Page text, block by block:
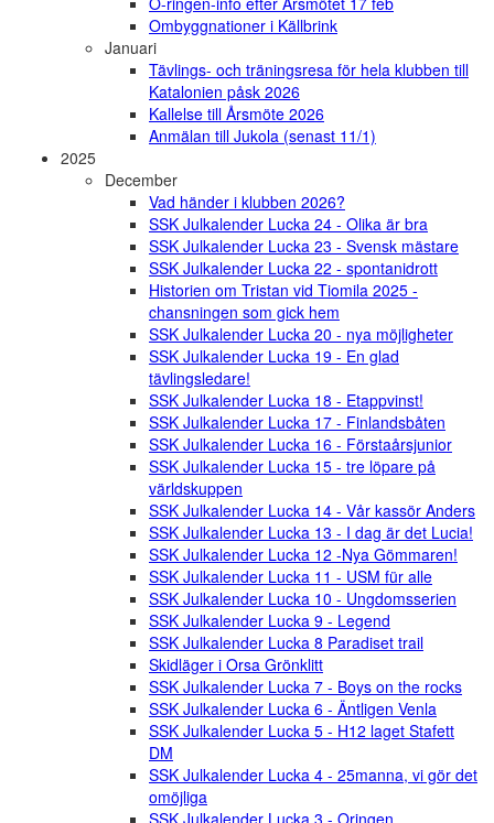
Ombyggnationer i Källbrink
Januari
Tävlings- och träningsresa för hela klubben till
Katalonien påsk 2026
Kallelse till Årsmöte 2026
Anmälan till Jukola (senast 11/1)
2025
December
Vad händer i klubben 2026?
SSK Julkalender Lucka 24 - Olika är bra
SSK Julkalender Lucka 23 - Svensk mästare
SSK Julkalender Lucka 22 - spontanidrott
Historien om Tristan vid Tiomila 2025 -
chansningen som gick hem
SSK Julkalender Lucka 20 - nya möjligheter
SSK Julkalender Lucka 19 - En glad
tävlingsledare!
SSK Julkalender Lucka 18 - Etappvinst!
SSK Julkalender Lucka 17 - Finlandsbåten
SSK Julkalender Lucka 16 - Förstaårsjunior
SSK Julkalender Lucka 15 - tre löpare på
världskuppen
SSK Julkalender Lucka 14 - Vår kassör Anders
SSK Julkalender Lucka 13 - I dag är det Lucia!
SSK Julkalender Lucka 12 -Nya Gömmaren!
SSK Julkalender Lucka 11 - USM für alle
SSK Julkalender Lucka 10 - Ungdomsserien
SSK Julkalender Lucka 9 - Legend
SSK Julkalender Lucka 8 Paradiset trail
Skidläger i Orsa Grönklitt
SSK Julkalender Lucka 7 - Boys on the rocks
SSK Julkalender Lucka 6 - Äntligen Venla
SSK Julkalender Lucka 5 - H12 laget Stafett
DM
SSK Julkalender Lucka 4 - 25manna, vi gör det
omöjliga